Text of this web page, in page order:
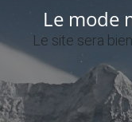
Le mode
Le site sera